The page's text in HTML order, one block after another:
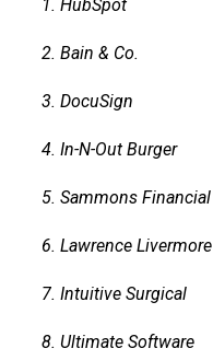
1. HubSpot
2. Bain & Co.
3. DocuSign
4. In-N-Out Burger
5. Sammons
6. Lawrence
7. Intuitive Surgical
8. Ultimate Software